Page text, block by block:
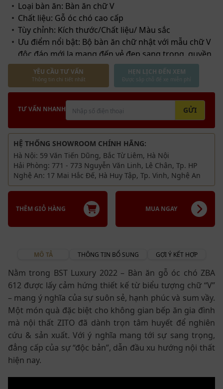
Loại bàn ăn: Bàn ăn chữ V
Chất liệu: Gỗ óc chó cao cấp
Tùy chỉnh: Kích thước/Chất liệu/ Màu sắc
Ưu điểm nổi bật: Bộ bàn ăn chữ nhật với mẫu chữ V
độc đáo mới lạ mang đến vẻ đẹp sang trọng, quyền
quý cho không gian bếp ăn thượng lưu. Đây còn là
yếu tố phong thủy giúp thu hút sự may mắn, thịnh
vượng cho gia chủ
Miễn phí vận chuyển nội thành, hỗ trợ 50% phí vận
chuyển Toàn quốc
Bảo hành 2 năm. Bảo trì trọn đời
YÊU CẦU TƯ VẤN
Thông tin chi tiết nhất
HẸN LỊCH ĐẾN XEM
Được sắp chỗ để xe miễn phí
TƯ VẤN NHANH GỬI
HỆ THỐNG SHOWROOM CHÍNH HÃNG:
Hà Nội: 59 Văn Tiến Dũng, Bắc Từ Liêm, Hà Nội
Hải Phòng: 771 - 773 Nguyễn Văn Linh, Lê Chân, Tp. HP
Nghệ An: 17 Mai Hắc Đế, Hà Huy Tập, Tp. Vinh, Nghệ An
THÊM GIỎ HÀNG MUA NGAY
MÔ TẢ THÔNG TIN BỔ SUNG GỢI Ý KẾT HỢP
Nằm trong BST Luxury 2022 – Bàn ăn gỗ óc chó ZBA
612 được lấy cảm hứng thiết kế từ biểu tượng chữ “V”
– mang ý nghĩa của sự suôn sẻ, hạnh phúc và sum vầy.
Một món quà đặc biệt cho không gian bếp ăn gia đình
mà nội thất ZITO đã dành trọn tâm huyết để nghiên
cứu & sản xuất. Với ý nghĩa mang tới sự sang trọng,
đẳng cấp của sự “độc bản”, dẫn đầu xu hướng nội thất
hiện nay.